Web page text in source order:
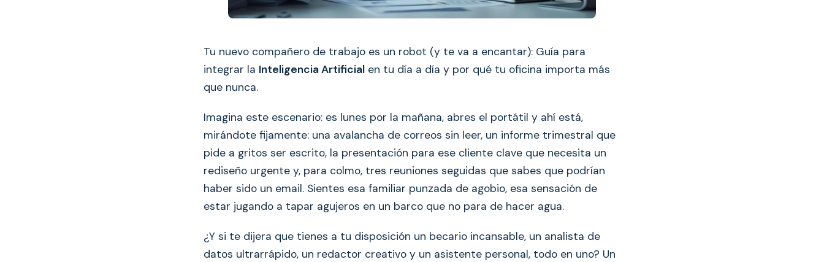
Tu nuevo compañero de trabajo es un robot (y te va a encantar): Guía para
integrar la Inteligencia Artificial en tu día a día y por qué tu oficina importa más
que nunca.
Imagina este escenario: es lunes por la mañana, abres el portátil y ahí está,
mirándote fijamente: una avalancha de correos sin leer, un informe trimestral que
pide a gritos ser escrito, la presentación para ese cliente clave que necesita un
rediseño urgente y, para colmo, tres reuniones seguidas que sabes que podrían
haber sido un email. Sientes esa familiar punzada de agobio, esa sensación de
estar jugando a tapar agujeros en un barco que no para de hacer agua.
¿Y si te dijera que tienes a tu disposición un becario incansable, un analista de
datos ultrarrápido, un redactor creativo y un asistente personal, todo en uno? Un